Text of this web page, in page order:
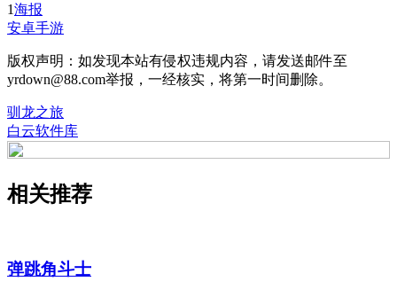
1海报
安卓手游
版权声明：如发现本站有侵权违规内容，请发送邮件至
yrdown@88.com举报，一经核实，将第一时间删除。
驯龙之旅
白云软件库
相关推荐
弹跳角斗士